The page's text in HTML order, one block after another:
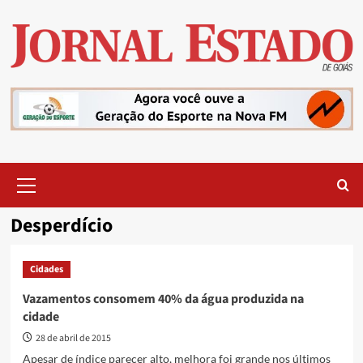
content
Menu
Desperdício
Cidades
Vazamentos consomem 40% da água produzida na
cidade
28 de abril de 2015
Apesar de índice parecer alto, melhora foi grande nos últimos